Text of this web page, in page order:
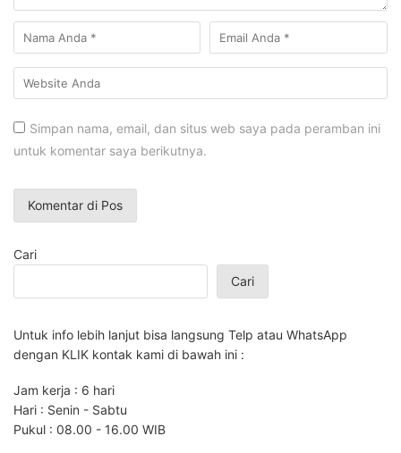
Simpan nama, email, dan situs web saya pada peramban ini
untuk komentar saya berikutnya.
Cari
Cari
Untuk info lebih lanjut bisa langsung Telp atau WhatsApp
dengan KLIK kontak kami di bawah ini :
Jam kerja : 6 hari
Hari : Senin - Sabtu
Pukul : 08.00 - 16.00 WIB